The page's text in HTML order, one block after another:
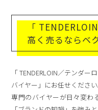
「
高く売るならベ
「 TENDERLOIN／テンダ
バイヤー」にお任せください
専門のバイヤーが日々変わ